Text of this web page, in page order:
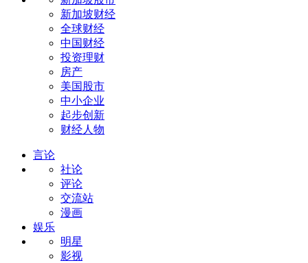
新加坡财经
全球财经
中国财经
投资理财
房产
美国股市
中小企业
起步创新
财经人物
言论
社论
评论
交流站
漫画
娱乐
明星
影视